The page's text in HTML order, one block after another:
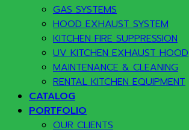
GAS SYSTEMS
HOOD EXHAUST SYSTEM
KITCHEN FIRE SUPPRESSION
UV KITCHEN EXHAUST HOOD
MAINTENANCE & CLEANING
RENTAL KITCHEN EQUIPMENT
CATALOG
PORTFOLIO
OUR CLIENTS